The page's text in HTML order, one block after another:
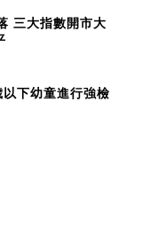
三大指數開市大
下幼童進行強檢